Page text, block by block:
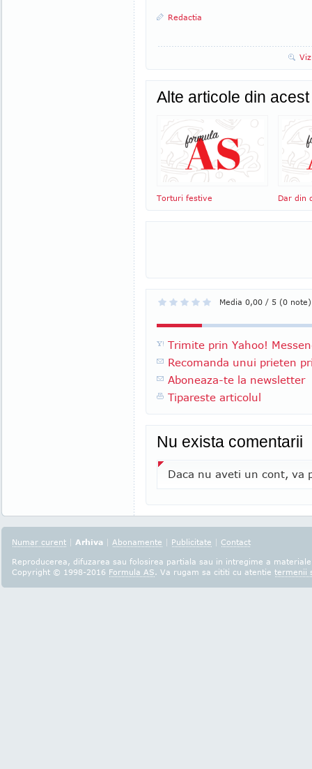
Redactia
Alte articole din
Torturi festive Dar din
Media 0,00 / 5 (0 note)
Trimite prin Yahoo!
Recomanda unui prieten
Aboneaza-te la newsletter
Tipareste articolul
Nu exista comentarii
Daca nu aveti un cont, va
Numar curent | Arhiva | Abonamente | Publicitate | Contact
Reproducerea, difuzarea sau folosirea partiala sau in intregime a
Copyright © 1998-2016 Formula AS. Va rugam sa cititi cu atentie termenii